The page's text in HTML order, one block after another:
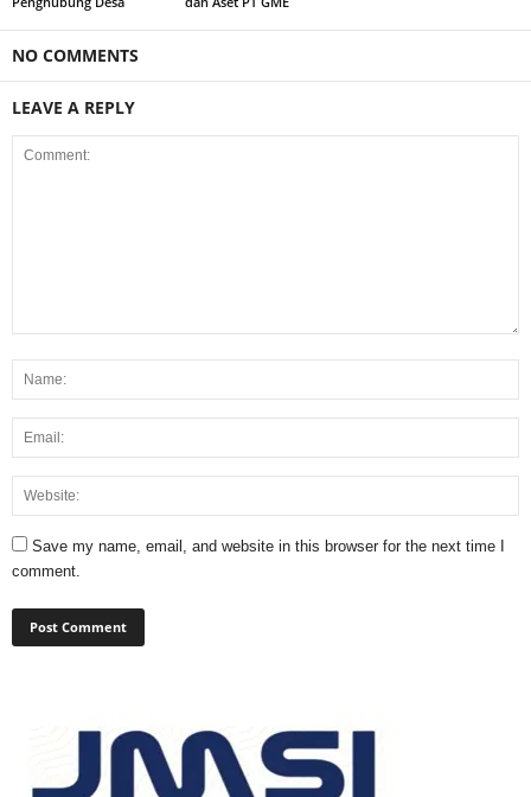
NO COMMENTS
LEAVE A REPLY
Save my name, email, and website in this browser for the next time I
comment.